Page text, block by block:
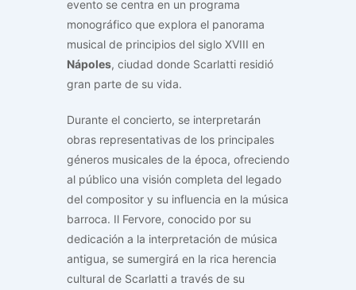
evento se centra en un programa
monográfico que explora el panorama
musical de principios del siglo XVIII en
Nápoles, ciudad donde Scarlatti residió
gran parte de su vida.
Durante el concierto, se interpretarán
obras representativas de los principales
géneros musicales de la época, ofreciendo
al público una visión completa del legado
del compositor y su influencia en la música
barroca. Il Fervore, conocido por su
dedicación a la interpretación de música
antigua, se sumergirá en la rica herencia
cultural de Scarlatti a través de su